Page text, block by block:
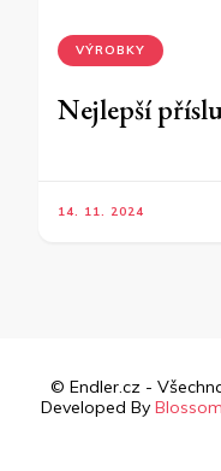
VÝROBKY
Nejlepší
14. 11. 2024
© Endler.cz -
Developed By